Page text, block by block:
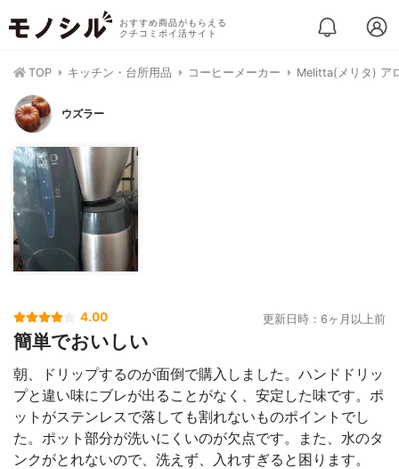
おすすめ商品がもらえる
クチコミポイ活サイト
TOP キッチン・台所用品 コーヒーメーカー Melitta(メリタ) ア
ウズラー
4.00 更新日時：6ヶ月以上前
簡単でおいしい
朝、ドリップするのが面倒で購入しました。ハンドドリッ
プと違い味にブレが出ることがなく、安定した味です。ポ
ットがステンレスで落しても割れないものポイントでし
た。ポット部分が洗いにくいのが欠点です。また、水のタ
ンクがとれないので、洗えず、入れすぎると困ります。